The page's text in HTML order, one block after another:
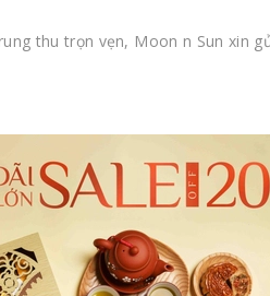
thu trọn vẹn, Moon n Sun xin